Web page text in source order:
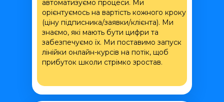
автоматизуємо процеси. Ми
орієнтуємось на вартість кожного кроку
(ціну підписника/заявки/клієнта). Ми
знаємо, які мають бути цифри та
забезпечуємо їх. Ми поставимо запуск
лінійки онлайн-курсів на потік, щоб
прибуток школи стрімко зростав.